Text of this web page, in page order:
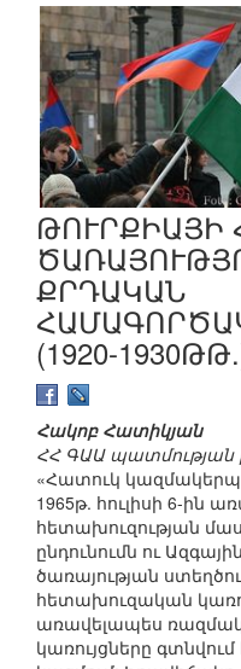
ԹՈՒՐՔԻԱՅԻ
ՔՐԴԱԿԱՆ
(1920-
Հակոբ Հատիկյան
ՀՀ ԳԱԱ պատմության
«Հատուկ
1965թ. հուլիսի 6-ին
հետախուզության
ընդունումն ու
ծառայության
հետախուզական
առավելապես
կառույցները